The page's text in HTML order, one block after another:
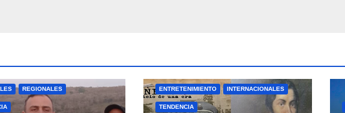
REGIONALES ENTRETENIMIENTO INTERNACIONALES
TENDENCIA